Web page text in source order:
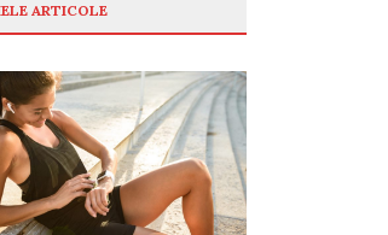
ARTICOLE